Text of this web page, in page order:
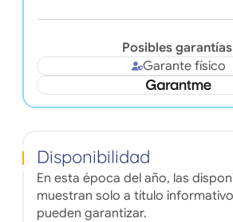
Posibles
Garante físico
Disponibilidad
En esta época del año, las
muestran solo a título
pueden garantizar.